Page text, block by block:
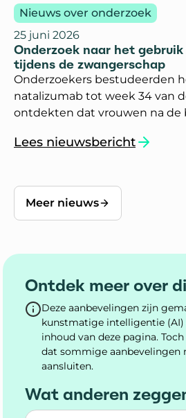
Nieuws over onderzoek
25 juni 2026
Onderzoek naar het
tijdens de zwangerschap
Onderzoekers bestudeerden
natalizumab tot week 34 van
ontdekten dat vrouwen na de
Lees nieuwsbericht
`Onderzoek naar het
Meer nieuws
Ontdek meer over
Deze aanbevelingen zijn
kunstmatige intelligentie (AI)
inhoud van deze pagina.
dat sommige aanbevelingen
aansluiten.
Wat anderen